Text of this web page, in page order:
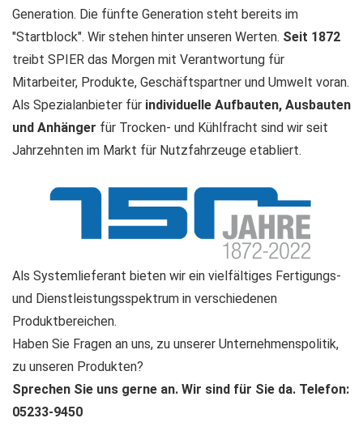
Generation. Die fünfte Generation steht bereits im
"Startblock". Wir stehen hinter unseren Werten. Seit 1872
treibt SPIER das Morgen mit Verantwortung für
Mitarbeiter, Produkte, Geschäftspartner und Umwelt voran.
Als Spezialanbieter für individuelle Aufbauten, Ausbauten
und Anhänger für Trocken- und Kühlfracht sind wir seit
Jahrzehnten im Markt für Nutzfahrzeuge etabliert.
Als Systemlieferant bieten wir ein vielfältiges Fertigungs-
und Dienstleistungsspektrum in verschiedenen
Produktbereichen.
Haben Sie Fragen an uns, zu unserer Unternehmenspolitik,
zu unseren Produkten?
Sprechen Sie uns gerne an. Wir sind für Sie da. Telefon:
05233-9450